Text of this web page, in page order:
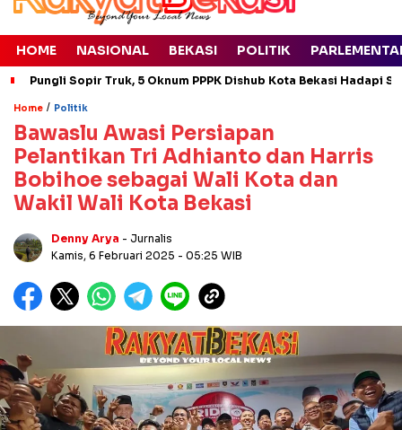
HOME NASIONAL BEKASI POLITIK
Pungli Sopir Truk, 5 Oknum PPPK Dishub Kota Bekasi Hadapi
Home / Politik
Bawaslu Awasi Persiapan
Pelantikan Tri Adhianto dan Harris
Bobihoe sebagai Wali Kota dan
Wakil Wali Kota Bekasi
Denny Arya - Jurnalis
Kamis, 6 Februari 2025 - 05:25 WIB